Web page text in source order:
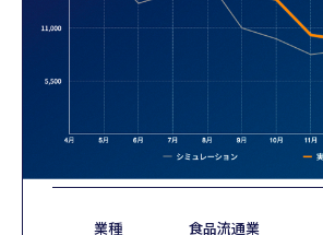
業種 食品流通業